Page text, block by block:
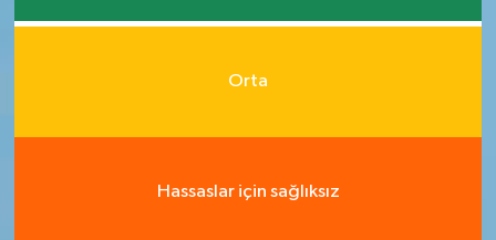
Orta
Hassaslar için sağlıksız